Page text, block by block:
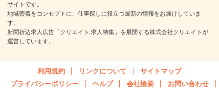
サイトです。
地域密着をコンセプトに、仕事探しに役立つ最新の情報をお届けしていま
す。
新聞折込求人広告「クリエイト 求人特集」を展開する株式会社クリエイトが
運営しています。
利用規約 リンクについて
サイトマップ
プライバシーポリシー
ヘルプ 会社概要 お問い合わせ